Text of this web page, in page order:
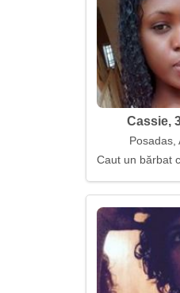
Cassie,
Posadas,
Caut un bărbat